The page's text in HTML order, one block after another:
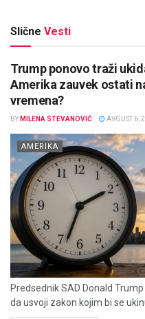
Slične Vesti
Trump ponovo traži
Amerika zauvek ostati
vremena?
BY MILENA STEVANOVIĆ AVGUST 6,
AMERIKA
Predsednik SAD Donald
da usvoji zakon kojim bi se